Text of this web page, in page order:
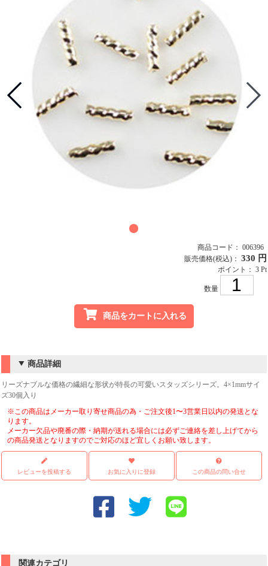
商品コード： 006396
販売価格(税込)： 330 円
ポイント： 3 Pt
数量
商品をカートに入れる
商品詳細
リーズナブルな価格の繊細な形状が特長の可愛いスタッズシリーズ。4×1mmサイ
ズ30個入り
※この商品はメーカー取り寄せ商品の為・ご注文後1〜3営業日以内の発送とな
ります。
メーカー欠品や廃番の際・納期が送れる場合には必ずご連絡を差し上げてから
の商品発送となりますのでご対応のほど宜しくお願い致します。
レビューを投稿する お気に入りに登録 この商品の問い合せ
関連カテゴリ